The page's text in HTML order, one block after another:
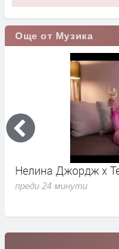
Още от Музика
Нелина Джордж x
преди 24 минути